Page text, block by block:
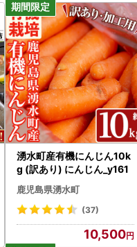
湧水町産有機にんじん10k
g (訳あり) にんじん_y161
鹿児島県湧水町
(37)
10,500